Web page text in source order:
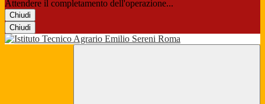
Attendere il completamento dell'operazione...
Chiudi
Chiudi